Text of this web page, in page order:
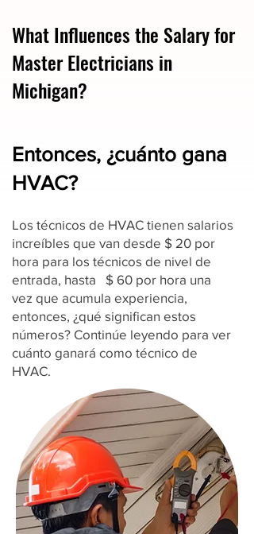
What Influences the Salary for
Master Electricians in
Michigan?
Entonces, ¿cuánto gana
HVAC?
Los técnicos de HVAC tienen salarios
increíbles que van desde $ 20 por
hora para los técnicos de nivel de
entrada, hasta $ 60 por hora una
vez que acumula experiencia,
entonces, ¿qué significan estos
números? Continúe leyendo para ver
cuánto ganará como técnico de
HVAC.